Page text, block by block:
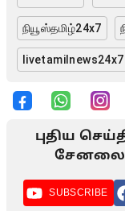
நியூஸ்தமிழ்24x7
livetamilnews24x7
புதிய
சேனலை
SUBSCRIBE